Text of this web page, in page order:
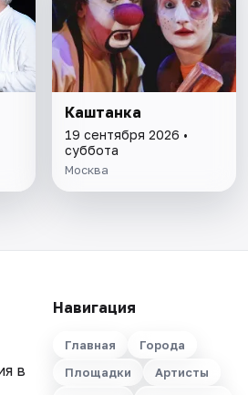
Каштанка
19 сентября 2026 •
суббота
Москва
в
Навигация
Главная
Города
Площадки
Артисты